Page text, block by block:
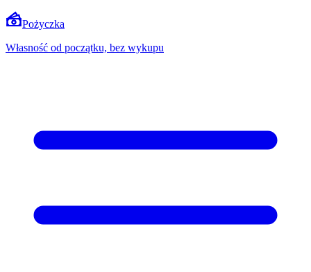
Pożyczka
Własność od początku, bez wykupu